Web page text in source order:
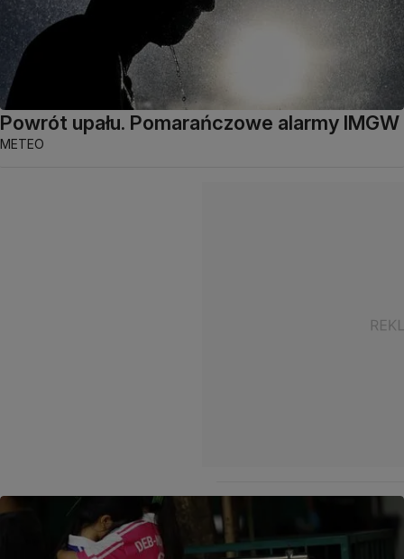
Powrót upału. Pomarańczowe alarmy IMGW
METEO